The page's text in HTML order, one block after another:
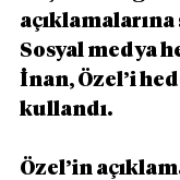
Sosyal medya
İnan, Özel’i
kullandı.
Özel’in